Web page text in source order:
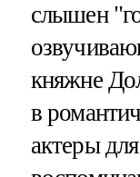
слышен
княжне
в
актеры